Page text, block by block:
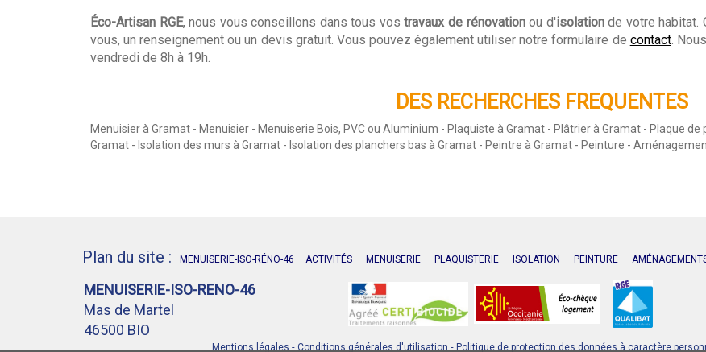
Éco-Artisan RGE, nous vous conseillons dans tous vostravaux de rénovationou d'isolationde votre habitat.
vous, un renseignement ou un devis gratuit. Vous pouvez également utiliser notre formulaire de contact.
vendredi de 8h à 19h.
DES RECHERCHES FREQUENTES
Menuisier à Gramat - Menuisier - Menuiserie Bois, PVC ou Aluminium - Plaquiste à Gramat - Plâtrier à Gramat - Plaque
Gramat - Isolation des murs à Gramat - Isolation des planchers bas à Gramat - Peintre à Gramat - Peinture -
Plan du site : MENUISERIE-ISO-RÉNO-46 ACTIVITÉS MENUISERIE PLAQUISTERIE ISOLATION PEINTURE
MENUISERIE-ISO-RENO-46
Mas de Martel
46500 BIO
Mentions légales-Conditions générales d'utilisation-Politique de protection des données à caractère